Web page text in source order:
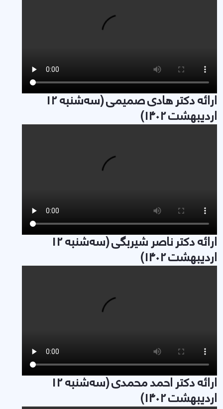
ارائه دکتر هادی صمیمی (سه‌شنبه 12
اردیبهشت 1402)
ارائه دکتر ناصر شیربگی (سه‌شنبه 12
اردیبهشت 1402)
ارائه دکتر احمد محمدی (سه‌شنبه 12
اردیبهشت 1402)